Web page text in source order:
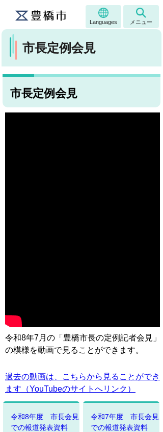
Languages メニュー
市長定例会見
市長定例会見
令和8年7月の「豊橋市長の定例記者会見」
の模様を動画で見ることができます。
過去の動画は、こちらから見ることができ
ます（YouTubeのサイトへリンク）
令和8年度 市長会見
での報道発表資料
令和7年度 市長会見
での報道発表資料